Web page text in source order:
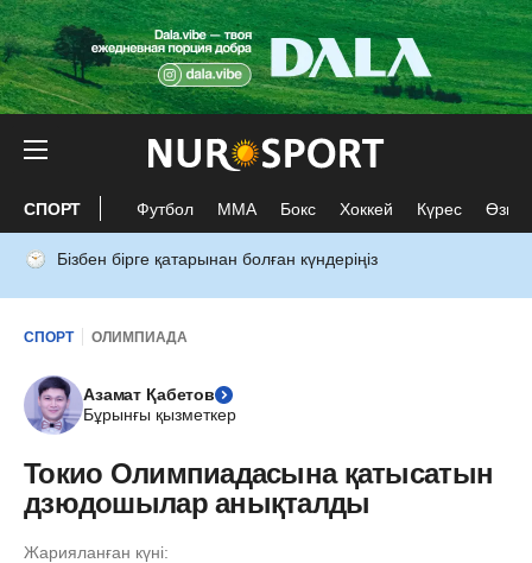
СПОРТ Футбол ММА Бокс Хоккей Күрес Өзге
Бізбен бірге қатарынан болған күндеріңіз
СПОРТ ОЛИМПИАДА
Азамат Қабетов
Бұрынғы қызметкер
Токио Олимпиадасына қатысатын
дзюдошылар анықталды
Жарияланған күні: